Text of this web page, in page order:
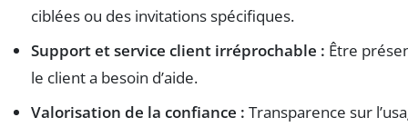
ciblées ou des invitations spécifiques.
Support et service client irréprochable : Être
le client a besoin d’aide.
Valorisation de la confiance : Transparence sur